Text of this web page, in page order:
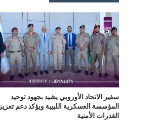
سفير الاتحاد الأوروبي يشيد بجهود توحيد
المؤسسة العسكرية الليبية ويؤكد دعم تعزيز
القدرات الأمنية